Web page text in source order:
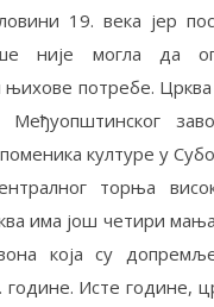
19. века јер
није могла да
њихове потребе. Црква
Међуопштинског
културе у
торња
има још четири
која су
године. Исте године,